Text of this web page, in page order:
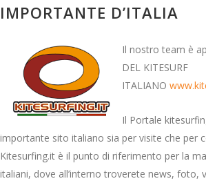
IMPORTANTE D’ITALIA
Il nostro team è
DEL KITESURF
ITALIANO
Il Portale
importante sito italiano sia per visite che per
Kitesurfing.it è il punto di riferimento per la
italiani, dove all’interno troverete news, foto,